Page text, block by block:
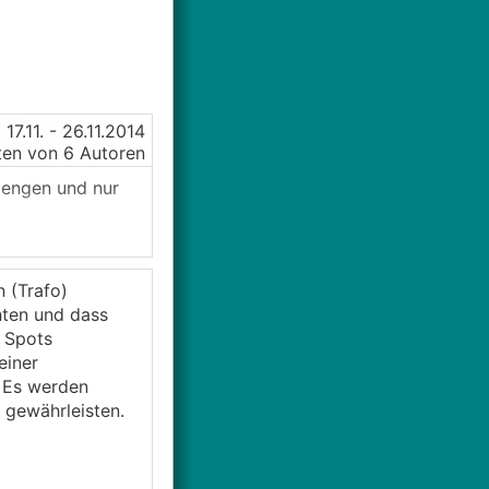
17.11. - 26.11.2014
von 6 Autoren
und nur
(Trafo)
und dass
werden